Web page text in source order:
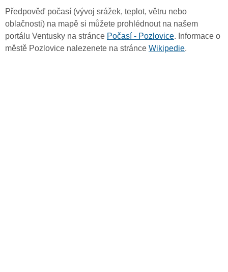
Předpověď počasí (vývoj srážek, teplot, větru nebo
oblačnosti) na mapě si můžete prohlédnout na našem
portálu Ventusky na stránce Počasí - Pozlovice. Informace o
městě Pozlovice nalezenete na stránce Wikipedie.